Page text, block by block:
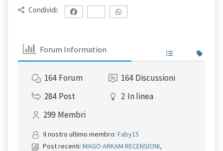
Condividi:
Forum Information
164 Forum 164 Discussioni
284 Post 2 In linea
299 Membri
Il nostro ultimo membro: Faby15
Post recenti: MAGO ARKAM RECENSIONI,